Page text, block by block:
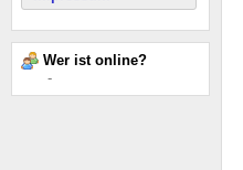
Wer ist online?
-